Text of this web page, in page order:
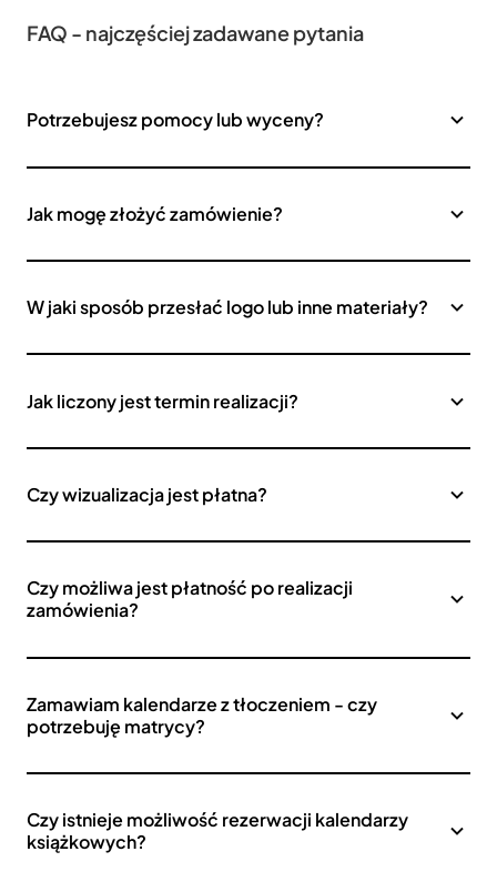
FAQ - najczęściej zadawane pytania
Potrzebujesz pomocy lub wyceny?
Jak mogę złożyć zamówienie?
W jaki sposób przesłać logo lub inne materiały?
Jak liczony jest termin realizacji?
Czy wizualizacja jest płatna?
Czy możliwa jest płatność po realizacji
zamówienia?
Zamawiam kalendarze z tłoczeniem - czy
potrzebuję matrycy?
Czy istnieje możliwość rezerwacji kalendarzy
książkowych?